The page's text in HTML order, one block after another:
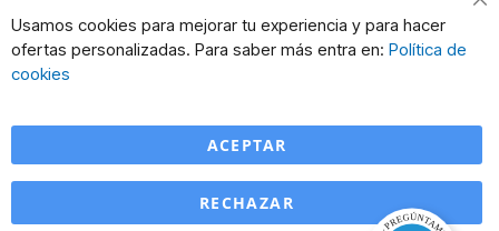
Usamos cookies para mejorar tu experiencia y para hacer
ofertas personalizadas. Para saber más entra en: Política de
cookies
ACEPTAR
RECHAZAR